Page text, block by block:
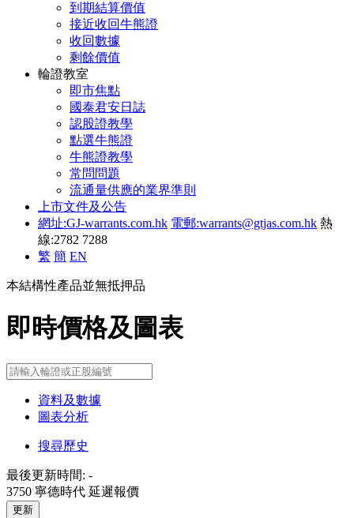
到期結算價值
接近收回牛熊證
收回數據
剩餘價值
輪證教室
即市焦點
國泰君安日誌
認股證教學
點選牛熊證
牛熊證教學
常問問題
流通量供應的業界準則
上市文件及公告
網址:GJ-warrants.com.hk 電郵:warrants@gtjas.com.hk 熱
線:2782 7288
繁 簡 EN
本結構性產品並無抵押品
即時價格及圖表
資料及數據
圖表分析
搜尋歷史
最後更新時間: -
3750 寧德時代 延遲報價
更新